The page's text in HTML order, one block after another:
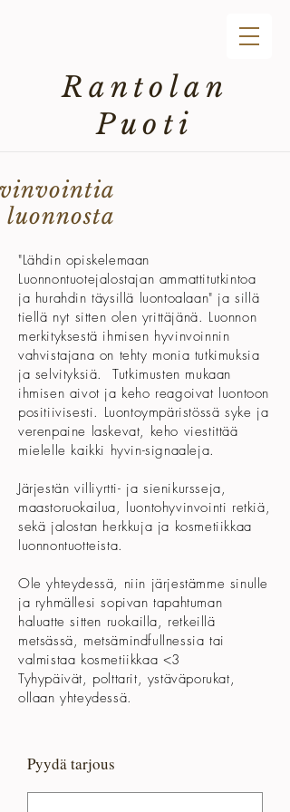
Rantolan
Puoti
luonnosta
"Lähdin opiskelemaan
Luonnontuotejalostajan ammattitutkintoa
ja hurahdin täysillä luontoalaan" ja sillä
tiellä nyt sitten olen yrittäjänä. Luonnon
merkityksestä ihmisen hyvinvoinnin
vahvistajana on tehty monia tutkimuksia
ja selvityksiä. Tutkimusten mukaan
ihmisen aivot ja keho reagoivat luontoon
positiivisesti. Luontoympäristössä syke ja
verenpaine laskevat, keho viestittää
mielelle kaikki hyvin-signaaleja.
Järjestän villiyrtti- ja sienikursseja,
maastoruokailua, luontohyvinvointi retkiä,
sekä jalostan herkkuja ja kosmetiikkaa
luonnontuotteista.
Ole yhteydessä, niin järjestämme sinulle
ja ryhmällesi sopivan tapahtuman
haluatte sitten ruokailla, retkeillä
metsässä, metsämindfullnessia tai
valmistaa kosmetiikkaa <3
Tyhypäivät, polttarit, ystäväporukat,
ollaan yhteydessä.
Pyydä tarjous